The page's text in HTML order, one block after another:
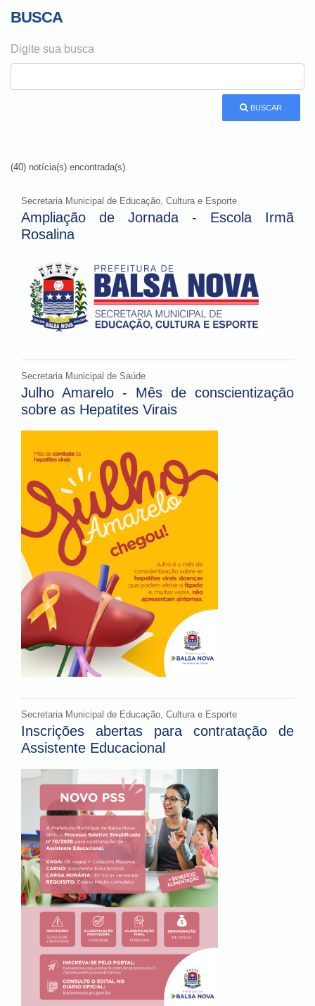
BUSCA
Digite sua busca
BUSCAR
(40) notícia(s) encontrada(s).
Secretaria Municipal de Educação, Cultura e Esporte
Ampliação de Jornada - Escola Irmã
Rosalina
Secretaria Municipal de Saúde
Julho Amarelo - Mês de conscientização
sobre as Hepatites Virais
Secretaria Municipal de Educação, Cultura e Esporte
Inscrições abertas para contratação de
Assistente Educacional